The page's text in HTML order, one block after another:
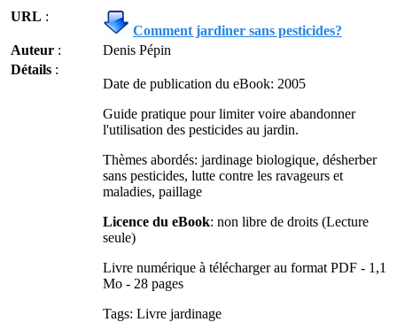
URL :
Comment jardiner sans pesticides?
Auteur :
Denis Pépin
Détails :
Date de publication du eBook: 2005
Guide pratique pour limiter voire abandonner
l'utilisation des pesticides au jardin.
Thèmes abordés: jardinage biologique, désherber
sans pesticides, lutte contre les ravageurs et
maladies, paillage
Licence du eBook: non libre de droits (Lecture
seule)
Livre numérique à télécharger au format PDF - 1,1
Mo - 28 pages
Tags: Livre jardinage